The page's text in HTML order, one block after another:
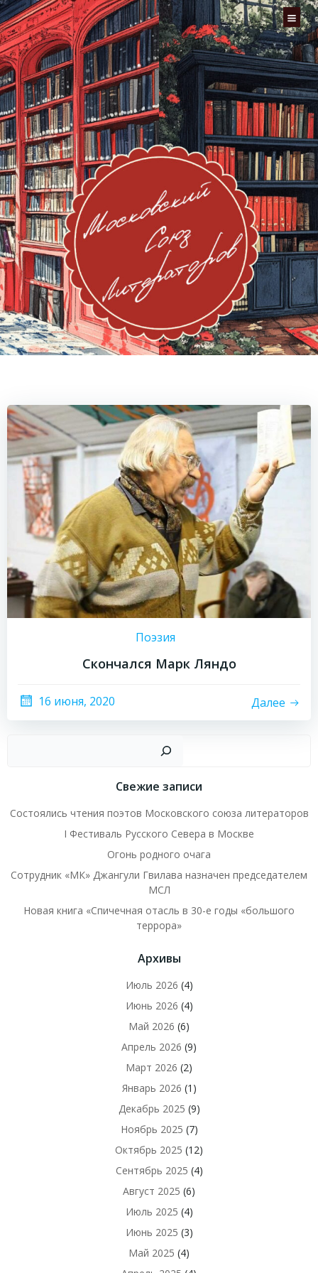
Перейти
к
содержимому
Поэзия
Скончался Марк Ляндо
16 июня, 2020 Далее
Свежие записи
Состоялись чтения поэтов Московского союза литераторов
I Фестиваль Русского Севера в Москве
Огонь родного очага
Сотрудник «МК» Джангули Гвилава назначен председателем
МСЛ
Новая книга «Спичечная отасль в 30-е годы «большого
террора»
Архивы
Июль 2026 (4)
Июнь 2026 (4)
Май 2026 (6)
Апрель 2026 (9)
Март 2026 (2)
Январь 2026 (1)
Декабрь 2025 (9)
Ноябрь 2025 (7)
Октябрь 2025 (12)
Сентябрь 2025 (4)
Август 2025 (6)
Июль 2025 (4)
Июнь 2025 (3)
Май 2025 (4)